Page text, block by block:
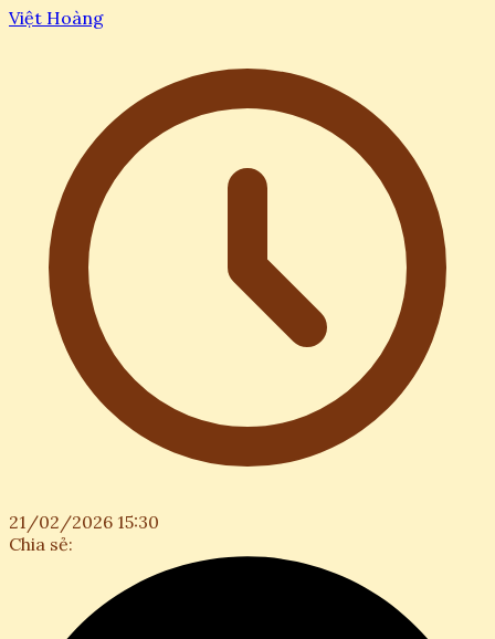
Việt Hoàng
21/02/2026 15:30
Chia sẻ: